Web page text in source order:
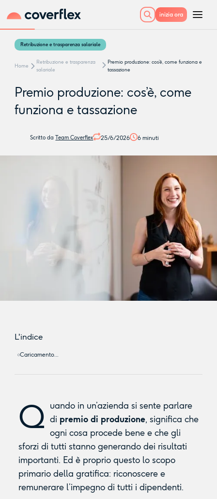
inizia ora
Retribuzione e trasparenza salariale
Home
Retribuzione e trasparenza
salariale
Premio produzione: cos’è, come funziona e
tassazione
Premio produzione: cos’è, come
funziona e tassazione
Scritto daTeam Coverflex 25/6/2026 6 minuti
L'indice
Caricamento...
Q uando in un’azienda si sente parlare
di premio di produzione, significa che
ogni cosa procede bene e che gli
sforzi di tutti stanno generando dei risultati
importanti. Ed è proprio questo lo scopo
primario della gratifica: riconoscere e
remunerare l’impegno di tutti i dipendenti.